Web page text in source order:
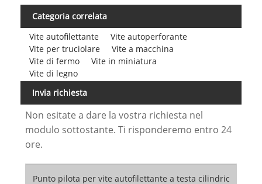
Categoria correlata
Vite autofilettante
Vite autoperforante
Vite per truciolare
Vite a macchina
Vite di fermo
Vite in miniatura
Vite di legno
Invia richiesta
Non esitate a dare la vostra richiesta nel
modulo sottostante. Ti risponderemo entro 24
ore.